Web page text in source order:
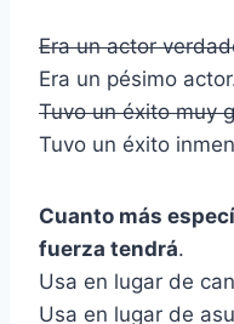
Era un actor
Era un pésimo
Tuvo un éxito muy
Tuvo un éxito
Cuanto más
fuerza tendrá.
Usa en lugar de
Usa en lugar de